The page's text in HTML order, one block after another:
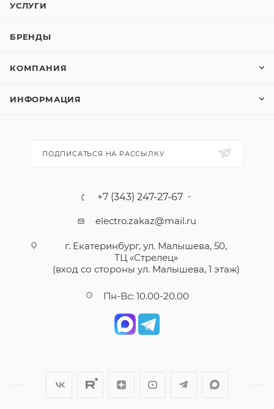
УСЛУГИ
БРЕНДЫ
КОМПАНИЯ
ИНФОРМАЦИЯ
ПОДПИСАТЬСЯ НА РАССЫЛКУ
+7 (343) 247-27-67
electro.zakaz@mail.ru
г. Екатеринбург, ул. Малышева, 50,
ТЦ «Стрелец»
(вход со стороны ул. Малышева, 1 этаж)
Пн-Вс: 10.00-20.00